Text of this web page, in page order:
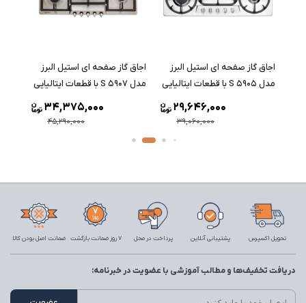
اجاق گاز صفحه ای استیل البرز
مدل S 5905 با قطعات ایتالیایی
39,060,000
29,646,000
اجاق گاز صفحه ای استیل البرز
مدل S 5907 با قطعات ایتالیایی
45,290,000
34,375,000
تحویل اکسپرس پشتیبانی آنلاین پرداخت در محل 7 روز ضمانت بازگشت ضمانت اصل بودن کالا
دریافت تخفیف‌ها و مطالب آموزشی با عضویت در خبرنامه: